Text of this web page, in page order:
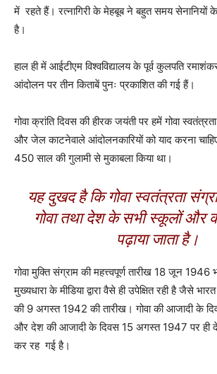
में रहते हैं। रत्नागिरी के मेहबूब ने बहुत समय सेनानियों
है।
हाल ही में आईटीएम विश्वविद्यालय के पूर्व कुलपति रमाशंकर
आंदोलन पर तीन किताबें पुनः प्रकाशित की गई हैं।
गोवा क्रांति दिवस की हीरक जयंती पर हमें गोवा
और जेल काटनेवाले आंदोलनकारियों को याद करना
450 साल की गुलामी से मुकाबला किया था।
यह दुखद है कि गोवा स्वतंत्रता
गोवा तथा देश के सभी स्कूलों और
पढ़ाया जाता है।
गोवा मुक्ति संग्राम की महत्त्वपूर्ण तारीख 18 जून
मुख्यधारा के मीडिया द्वारा वैसे ही उपेक्षित रही है जैसे
की 9 अगस्त 1942 की तारीख। गोवा की आजादी के
और देश की आजादी के दिवस 15 अगस्त 1947 पर ही
कर रह गई है।